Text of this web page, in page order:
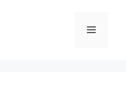
Menu